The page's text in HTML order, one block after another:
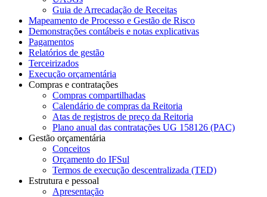
Guia de Arrecadação de Receitas
Mapeamento de Processo e Gestão de Risco
Demonstrações contábeis e notas explicativas
Pagamentos
Relatórios de gestão
Terceirizados
Execução orçamentária
Compras e contratações
Compras compartilhadas
Calendário de compras da Reitoria
Atas de registros de preço da Reitoria
Plano anual das contratações UG 158126 (PAC)
Gestão orçamentária
Conceitos
Orçamento do IFSul
Termos de execução descentralizada (TED)
Estrutura e pessoal
Apresentação